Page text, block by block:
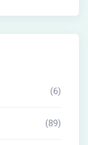
(6)
(89)